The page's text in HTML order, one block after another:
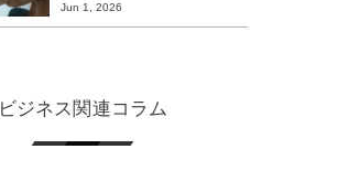
Jun 1, 2026
ビジネス関連コラム